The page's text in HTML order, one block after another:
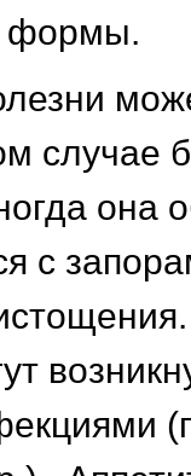
формы.
случае
она
с